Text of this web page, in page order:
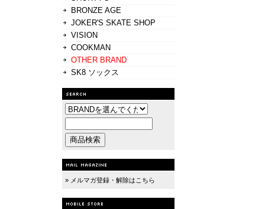
BRONZE AGE
JOKER'S SKATE SHOP
VISION
COOKMAN
OTHER BRAND
SK8 ソックス
» メルマガ登録・解除はこちら